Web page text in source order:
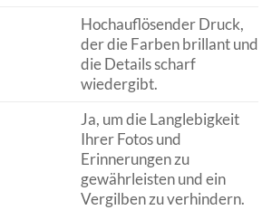
Hochauflösender Druck,
der die Farben brillant und
die Details scharf
wiedergibt.
Ja, um die Langlebigkeit
Ihrer Fotos und
Erinnerungen zu
gewährleisten und ein
Vergilben zu verhindern.